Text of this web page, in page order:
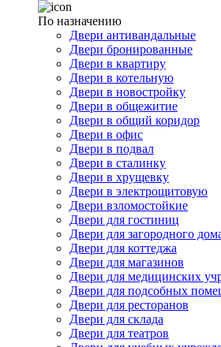
По назначению
Двери антивандальные
Двери бронированные
Двери в квартиру
Двери в котельную
Двери в новостройку
Двери в общежитие
Двери в общий коридор
Двери в офис
Двери в подвал
Двери в сталинку
Двери в хрущевку
Двери в электрощитовую
Двери взломостойкие
Двери для гостиниц
Двери для загородного
Двери для коттеджа
Двери для магазинов
Двери для медицинских
Двери для подсобных
Двери для ресторанов
Двери для склада
Двери для театров